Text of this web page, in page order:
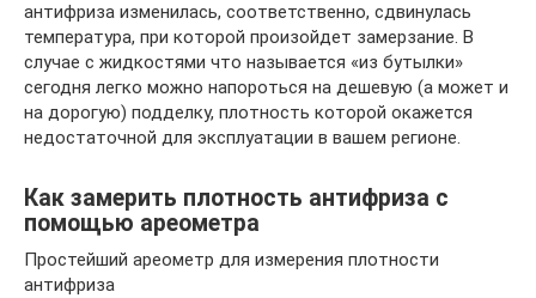
антифриза изменилась, соответственно, сдвинулась
температура, при которой произойдет замерзание. В
случае с жидкостями что называется «из бутылки»
сегодня легко можно напороться на дешевую (а может и
на дорогую) подделку, плотность которой окажется
недостаточной для эксплуатации в вашем регионе.
Как замерить плотность антифриза с
помощью ареометра
Простейший ареометр для измерения плотности
антифриза